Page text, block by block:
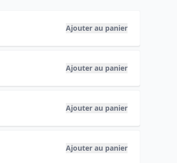
Ajouter au panier
Ajouter au panier
Ajouter au panier
Ajouter au panier